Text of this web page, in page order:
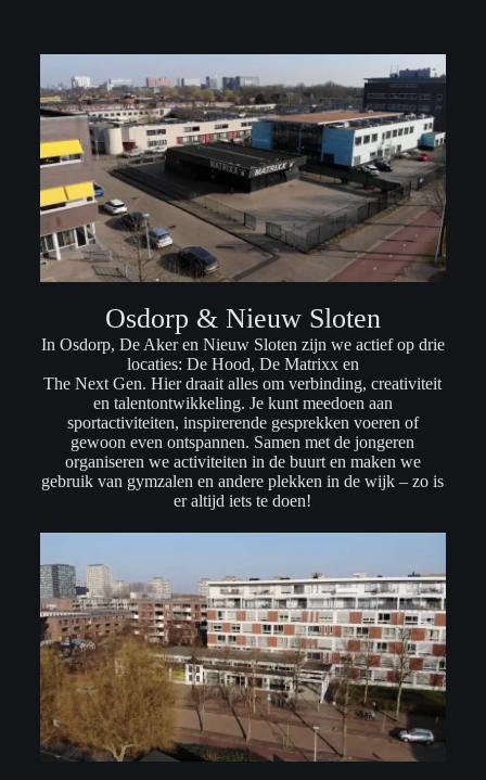
Osdorp & Nieuw Sloten
In Osdorp, De Aker en Nieuw Sloten zijn we actief op drie
locaties: De Hood, De Matrixx en
The Next Gen. Hier draait alles om verbinding, creativiteit
en talentontwikkeling. Je kunt meedoen aan
sportactiviteiten, inspirerende gesprekken voeren of
gewoon even ontspannen. Samen met de jongeren
organiseren we activiteiten in de buurt en maken we
gebruik van gymzalen en andere plekken in de wijk – zo is
er altijd iets te doen!